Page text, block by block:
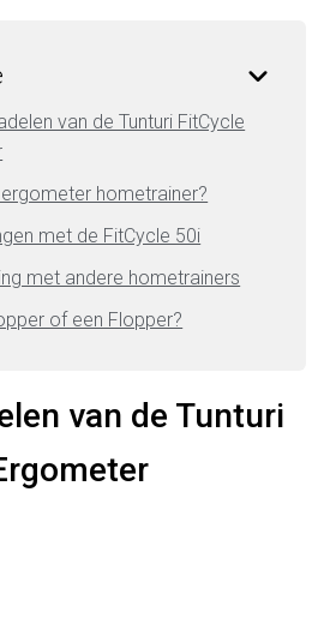
van de Tunturi FitCycle
hometrainer?
met de FitCycle 50i
met andere hometrainers
of een Flopper?
van de Tunturi